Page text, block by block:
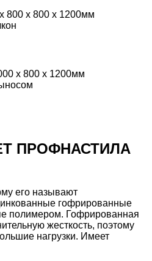
800 х 800 х 1200мм
х 800 х 1200мм
ПРОФНАСТИЛА
его называют
гофрированные
полимером. Гофрированная
жесткость, поэтому
нагрузки. Имеет